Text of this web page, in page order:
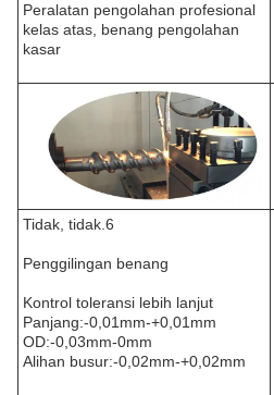
Peralatan pengolahan profesional
kelas atas, benang pengolahan
kasar
Tidak, tidak.6
Penggilingan benang
Kontrol toleransi lebih lanjut
Panjang:-0,01mm-+0,01mm
OD:-0,03mm-0mm
Alihan busur:-0,02mm-+0,02mm